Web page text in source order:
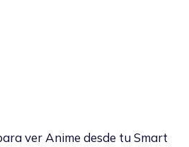
ver Anime desde tu Smart